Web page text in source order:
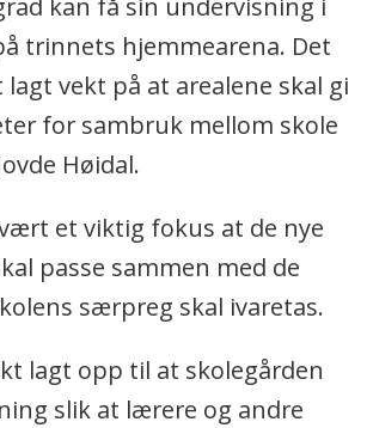
kan få sin undervisning i
trinnets hjemmearena. Det
vekt på at arealene skal gi
for sambruk mellom skole
Høidal.
et viktig fokus at de nye
passe sammen med de
særpreg skal ivaretas.
lagt opp til at skolegården
slik at lærere og andre